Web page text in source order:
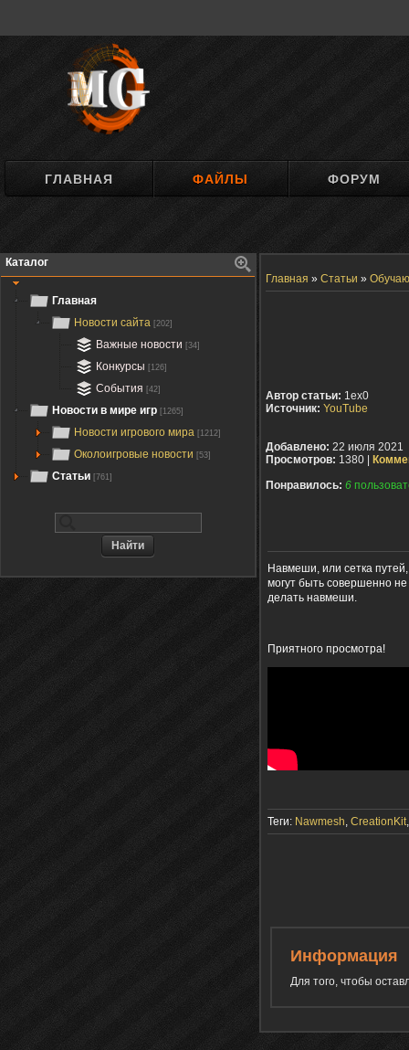
ГЛАВНАЯ ФАЙЛЫ ФОРУМ
Каталог
Главная
Новости сайта [202]
Важные новости [34]
Конкурсы [126]
События [42]
Новости в мире игр [1265]
Новости игрового мира [1212]
Околоигровые новости [53]
Статьи [761]
Главная » Статьи »
Автор статьи: 1ex0
Источник: YouTube
Добавлено: 22 июля 2021
Просмотров: 1380 |
Понравилось: 6
Навмеши, или сетка
могут быть совершенно не
делать навмеши.
Приятного просмотра!
Теги: Nawmesh, CreationKit
Информация
Для того, чтобы